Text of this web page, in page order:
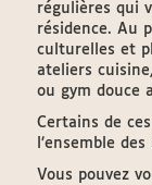
régulières qui
résidence. Au
culturelles et
ateliers
ou gym douce
Certains de
l’ensemble
Vous pouvez